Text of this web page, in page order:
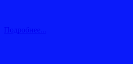
Подробнее...